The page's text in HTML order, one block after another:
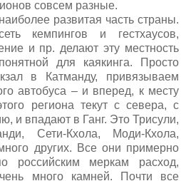
совсем разные.
развитая часть страны.
кемпингов и гестхаусов,
и пр. делают эту местность
для каякинга. Просто
в Катманду, привязываем
автобуса – и вперед, к месту
региона текут с севера, с
и впадают в Ганг. Это Трисули,
Сети-Кхола, Моди-Кхола,
других. Все они примерно
российским меркам расход,
много камней. Почти все